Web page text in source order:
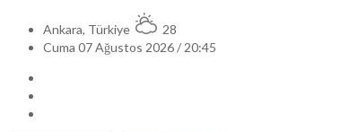
Ankara, Türkiye
28
Cuma 07 Ağustos 2026 / 20:45